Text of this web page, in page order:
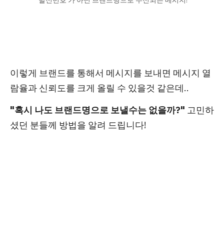
이렇게 브랜드를 통해서 메시지를 보내면 메시지 열
람율과 신뢰도를 크게 올릴 수 있을것 같은데..
"혹시 나도 브랜드명으로 보낼수는 없을까?" 고민하
셨던 분들께 방법을 알려 드립니다!